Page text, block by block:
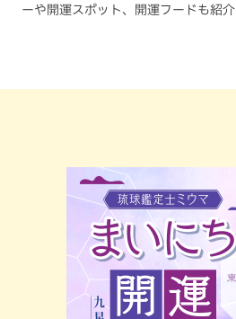
ーや開運スポット、開運フードも紹介